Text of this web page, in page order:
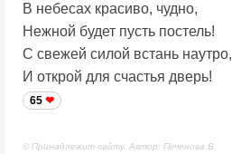
В небесах красиво, чудно,
Нежной будет пусть постель!
С свежей силой встань наутро,
И открой для счастья дверь!
65
© Принадлежит сайту. Автор: Печенова В.